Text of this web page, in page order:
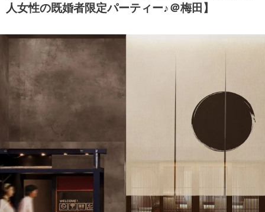
人女性の既婚者限定パーティー♪＠梅田】